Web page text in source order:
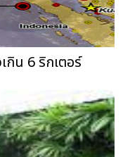
กิน 6 ริกเตอร์